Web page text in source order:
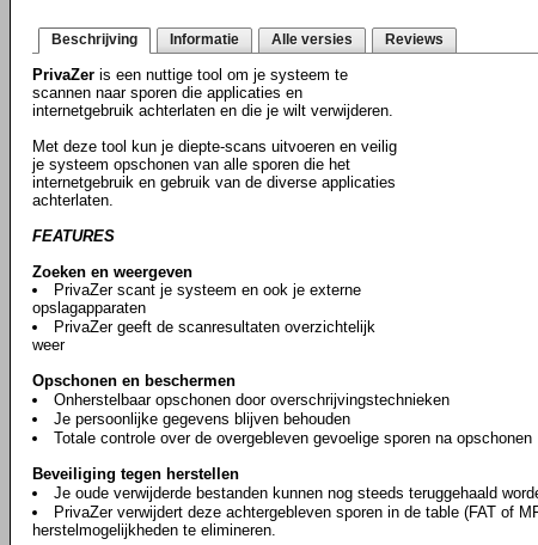
Beschrijving Informatie Alle versies Reviews
PrivaZer is een nuttige tool om je systeem te
scannen naar sporen die applicaties en
internetgebruik achterlaten en die je wilt verwijderen.
Met deze tool kun je diepte-scans uitvoeren en veilig
je systeem opschonen van alle sporen die het
internetgebruik en gebruik van de diverse applicaties
achterlaten.
FEATURES
Zoeken en weergeven
PrivaZer scant je systeem en ook je externe
opslagapparaten
PrivaZer geeft de scanresultaten overzichtelijk
weer
Opschonen en beschermen
Onherstelbaar opschonen door overschrijvingstechnieken
Je persoonlijke gegevens blijven behouden
Totale controle over de overgebleven gevoelige sporen na opschonen
Beveiliging tegen herstellen
Je oude verwijderde bestanden kunnen nog steeds teruggehaald
PrivaZer verwijdert deze achtergebleven sporen in de table (FAT of
herstelmogelijkheden te elimineren.